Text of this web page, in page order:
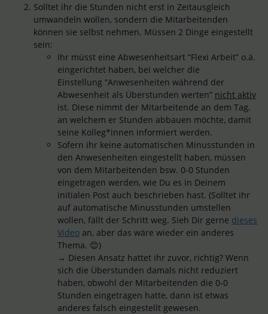
Solltet ihr die Stunden nicht erst in Zeitausgleich
umwandeln wollen, sondern die Mitarbeitenden
können sie selbst nehmen. Müssen 2 Dinge eingestellt
sein:
Ihr müsst eine Abwesenheitsart “Flexi Arbeit” o.ä.
eingerichtet haben, bei welcher die
Einstellung “Anwesenheiten während der
Abwesenheit als Überstunden werten” nicht aktiv
ist. Diese nimmt der Mitarbeitende an dem Tag,
an welchem er Stunden abbauen möchte, damit
seine Kolleg*innen informiert werden.
Sofern ihr keine automatischen Minusstunden in
den Anwesenheiten eingestellt haben, müssen
von dem Mitarbeitenden bsw. 0-0 Stunden
eingetragen werden, wie Du es in Deinem
initialen Post auch beschrieben hast. (Solltet ihr
auf automatische Minusstunden umstellen
wollen, fällt der Schritt weg. Sieh Dir gerne dieses
Video an, aber das wäre wieder ein anderes
Thema. 😊)
→ Diesen Ansatz hattet ihr zuvor, richtig? Wenn
sich die Überstunden damals nicht reduziert
haben, obwohl der Mitarbeitenden die 0-0
Stunden eingetragen hatte, dann ist etwas
anderes falsch eingestellt gewesen.